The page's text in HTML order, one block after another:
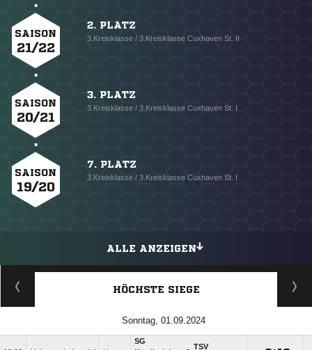
SAISON
21/22
2. PLATZ
3.Kreisklasse / 3.Kreisklasse Cuxhaven St. II
SAISON
20/21
3. PLATZ
3.Kreisklasse / 3.Kreisklasse Cuxhaven St. I
SAISON
19/20
7. PLATZ
3.Kreisklasse / 3.Kreisklasse Cuxhaven St. I
ALLE ANZEIGEN
HÖCHSTE SIEGE
Sonntag, 01.09.2024
SG
TSV